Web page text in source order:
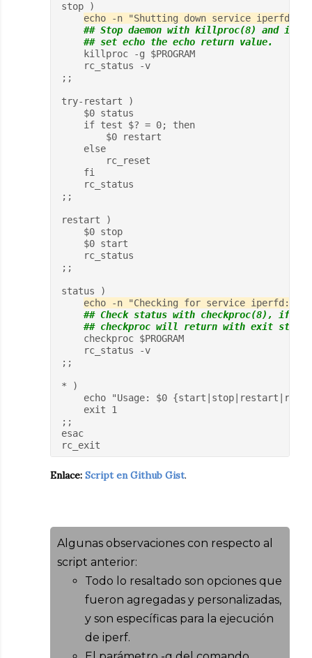
stop )
echo -n "Shutting down service iperfd "
## Stop daemon with killproc(8) and if
    ## set echo the echo return value.
    killproc -g $PROGRAM
    rc_status -v
;;
try-restart )
    $0 status
    if test $? = 0; then
        $0 restart
    else
        rc_reset
    fi
    rc_status
;;
restart )
    $0 stop
    $0 start
    rc_status
;;
status )
echo -n "Checking for service iperfd: "
## Check status with checkproc(8), if
## checkproc will return with exit
    checkproc $PROGRAM
    rc_status -v
;;
* )
echo "Usage: $0
    exit 1
;;
esac
rc_exit
Enlace: Script en Github Gist.
Algunas observaciones con respecto al
script anterior:
Todo lo resaltado son opciones que
fueron agregadas y personalizadas,
y son específicas para la ejecución
de iperf.